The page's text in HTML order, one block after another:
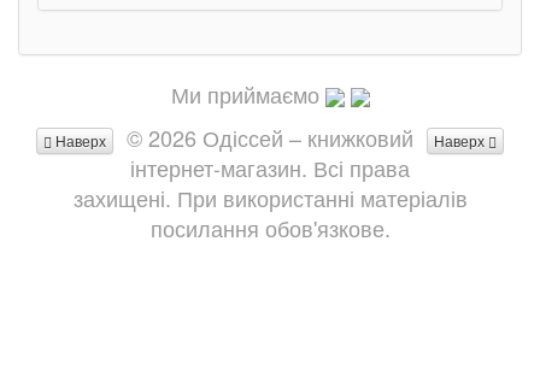
Ми приймаємо
Наверх
Наверх
© 2026 Одіссей – книжковий
інтернет-магазин. Всі права
захищені. При використанні матеріалів
посилання обов'язкове.